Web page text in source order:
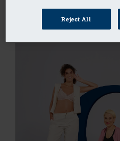
ASIMETRÍA MAMARIA
Reject All